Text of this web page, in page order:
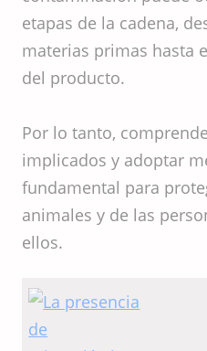
etapas de la cadena,
materias primas hasta
del producto.
Por lo tanto,
implicados y adoptar
fundamental para
animales y de las
ellos.